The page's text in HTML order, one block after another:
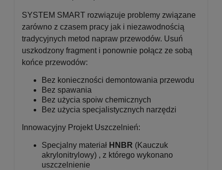
SYSTEM SMART rozwiązuje problemy związane
zarówno z czasem pracy jak i niezawodnością
tradycyjnych metod napraw przewodów. Usuń
uszkodzony fragment i ponownie połącz ze sobą
końce przewodów:
Bez konieczności demontowania przewodu
Bez spawania
Bez użycia spoiw chemicznych
Bez użycia specjalistycznych narzędzi
Innowacyjny Projekt Uszczelnień:
Specjalny materiał HNBR (Kauczuk
akrylonitrylowy) , z którego wykonano
uszczelnienie